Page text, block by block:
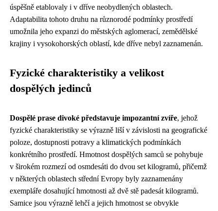
úspěšně etablovaly i v dříve neobydlených oblastech.
Adaptabilita tohoto druhu na různorodé podmínky prostředí
umožnila jeho expanzi do městských aglomerací, zemědělské
krajiny i vysokohorských oblastí, kde dříve nebyl zaznamenán.
Fyzické charakteristiky a velikost
dospělých jedinců
Dospělé prase divoké představuje impozantní zvíře, jehož
fyzické charakteristiky se výrazně liší v závislosti na geografické
poloze, dostupnosti potravy a klimatických podmínkách
konkrétního prostředí. Hmotnost dospělých samců se pohybuje
v širokém rozmezí od osmdesáti do dvou set kilogramů, přičemž
v některých oblastech střední Evropy byly zaznamenány
exempláře dosahující hmotnosti až dvě stě padesát kilogramů.
Samice jsou výrazně lehčí a jejich hmotnost se obvykle